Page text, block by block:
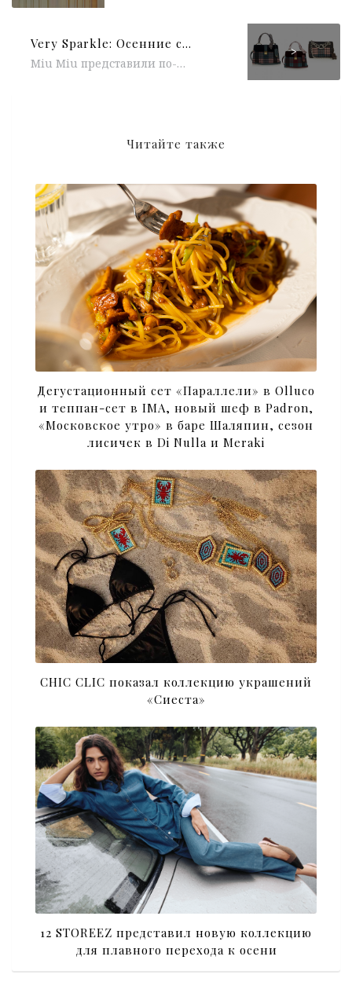
Very Sparkle: Осенние сумки Miu Miu
Miu Miu представили по-настоящему уютные сумки для осени, выполненные из овечьей шерсти, нежной кожи и мохера, украшенные атласной лентой на...
>
Читайте также
Дегустационный сет «Параллели» в Olluco
и теппан-сет в IMA, новый шеф в Padron,
«Московское утро» в баре Шаляпин, сезон
лисичек в Di Nulla и Meraki
CHIC CLIC показал коллекцию украшений
«Сиеста»
12 STOREEZ представил новую коллекцию
для плавного перехода к осени